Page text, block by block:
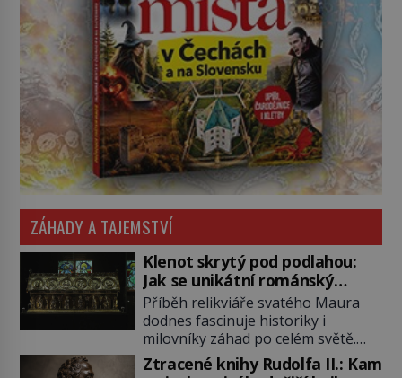
ZÁHADY A TAJEMSTVÍ
Klenot skrytý pod podlahou:
Jak se unikátní románský
poklad dostal do zapadlého
Bečova?
Příběh relikviáře svatého Maura
dodnes fascinuje historiky i
milovníky záhad po celém světě.
Tato románská zlatnická památka
Ztracené knihy Rudolfa II.: Kam